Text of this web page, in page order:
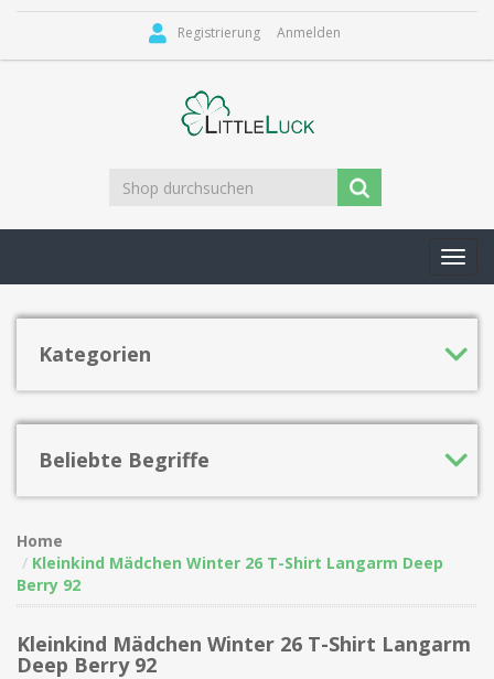
Registrierung Anmelden
Kategorien
Beliebte Begriffe
Home
Kleinkind Mädchen Winter 26 T-Shirt Langarm Deep
Berry 92
Kleinkind Mädchen Winter 26 T-Shirt Langarm
Deep Berry 92